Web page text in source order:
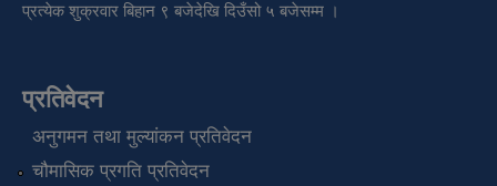
प्रत्येक शुक्रवार बिहान ९ बजेदेखि दिउँसो ५ बजेसम्म ।
प्रतिवेदन
अनुगमन तथा मुल्यांकन प्रतिवेदन
चौमासिक प्रगति प्रतिवेदन